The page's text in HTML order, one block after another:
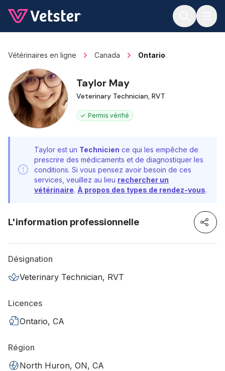
Vétérinaires en ligne Canada Ontario
Taylor May
Veterinary Technician, RVT
Permis vérifié
Taylor est un Technicien ce qui les empêche de
prescrire des médicaments et de diagnostiquer les
conditions. Si vous pensez avoir besoin de ces
services, veuillez au lieu rechercher un
vétérinaire. À propos des types de rendez-vous.
L'information professionnelle
Désignation
Veterinary Technician, RVT
Licences
Ontario, CA
Région
North Huron, ON, CA